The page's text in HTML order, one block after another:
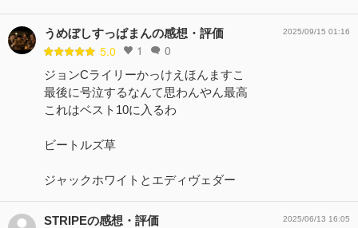
うめぼしすっぱまんの感想・評価
5.0 1 0
2025/09/15 01:16
ジョンCライリーかっけえほんますこ
最後に号泣するなんて思わんやん最高
これはベスト10に入るわ
ビートルズ草
ジャックホワイトとエディヴェダー
STRIPEの感想・評価 2025/06/13 16:05